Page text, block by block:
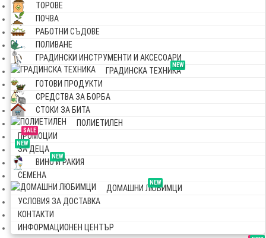
ТОРОВЕ
ПОЧВА
РАБОТНИ СЪДОВЕ
ПОЛИВАНЕ
ГРАДИНСКИ ИНСТРУМЕНТИ И АКСЕСОАРИ
NEW
ГРАДИНСКА ТЕХНИКА
ГОТОВИ ПРОДУКТИ
СРЕДСТВА ЗА БОРБА
СТОКИ ЗА БИТА
ПОЛИЕТИЛЕН
SALE
ПРОМОЦИИ
NEW
ЗА ДЕЦА
NEW
ВИНО И РАКИЯ
СЕМЕНА
NEW
ДОМАШНИ ЛЮБИМЦИ
УСЛОВИЯ ЗА ДОСТАВКА
КОНТАКТИ
ИНФОРМАЦИОНЕН ЦЕНТЪР